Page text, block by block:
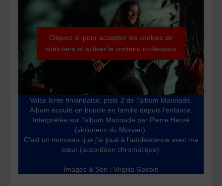
Cliquez ici pour accepter les cookies de
sites tiers et activer le contenu ci-dessous
Valse lente finlandaise, piste 2 de l’album Marinade.
Album écouté en boucle en famille depuis l’enfance.
Interprétée sur l’album Marinade par Pierre Hervé
(violoneux du Morvan).
C’est un morceau que j’ai joué à l’adolescence avec ma
sœur (accordéon chromatique).
Images & Son : Virgilia Gacoin